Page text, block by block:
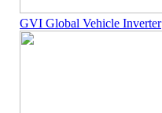
GVI Global Vehicle Inverter